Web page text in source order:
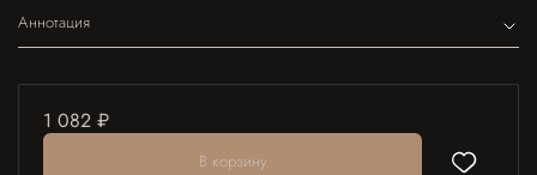
Аннотация
1 082 ₽
В корзину